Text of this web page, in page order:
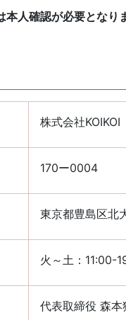
人確認が必要となり
株式会社KOIKOI
170ー0004
東京都豊島区北
火～土：11:00-
代表取締役 森本